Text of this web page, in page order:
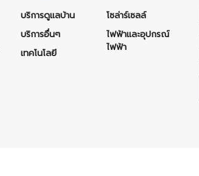
บริการดูแลบ้าน
บริการอื่นๆ
เทคโนโลยี
โซล่าร์เซลล์
ไฟฟ้าและอุปกรณ์
ไฟฟ้า